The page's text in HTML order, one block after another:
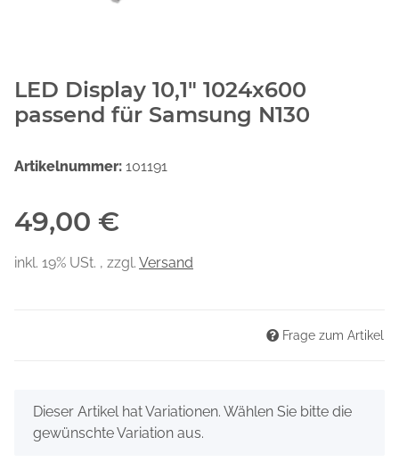
LED Display 10,1" 1024x600
passend für Samsung N130
Artikelnummer: 101191
49,00 €
inkl. 19% USt. , zzgl. Versand
Frage zum Artikel
x
Dieser Artikel hat Variationen. Wählen Sie bitte die
gewünschte Variation aus.